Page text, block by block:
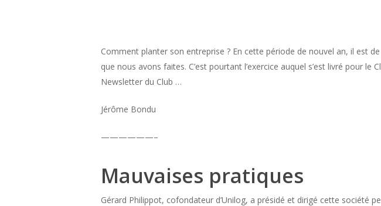
Comment planter son entreprise ? En cette période de nouvel an, il est
que nous avons faites. C’est pourtant l’exercice auquel s’est livré pour
Newsletter du Club …
Jérôme Bondu
——————–
Mauvaises pratiques
Gérard Philippot, cofondateur d’Unilog, a présidé et dirigé cette société